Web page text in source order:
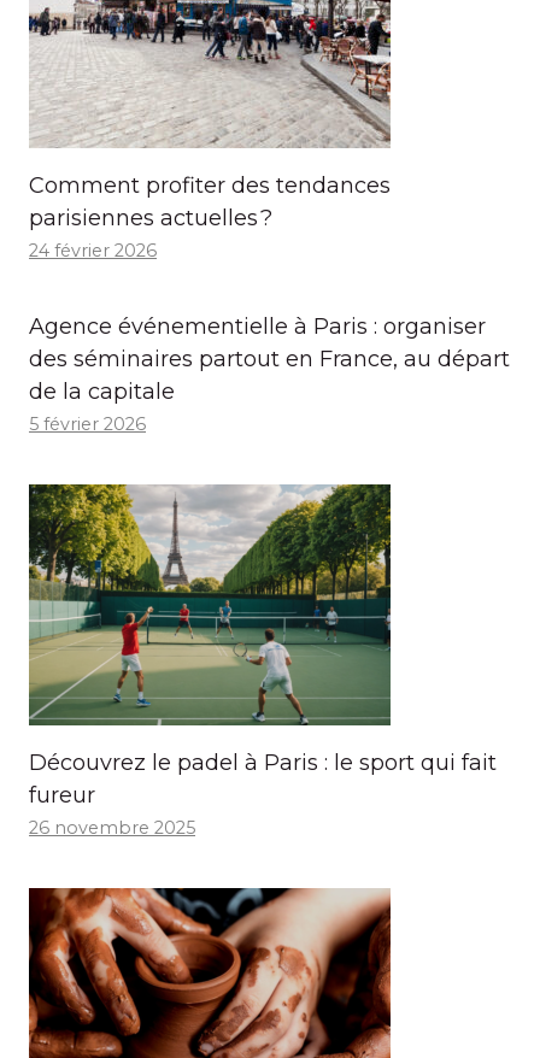
Comment profiter des tendances
parisiennes actuelles ?
24 février 2026
Agence événementielle à Paris : organiser
des séminaires partout en France, au départ
de la capitale
5 février 2026
Découvrez le padel à Paris : le sport qui fait
fureur
26 novembre 2025